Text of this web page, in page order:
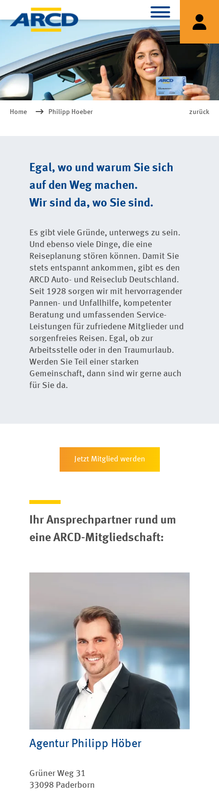
Home Philipp Hoeber zurück
Egal, wo und warum Sie sich
auf den Weg machen.
Wir sind da, wo Sie sind.
Es gibt viele Gründe, unterwegs zu sein.
Und ebenso viele Dinge, die eine
Reiseplanung stören können. Damit Sie
stets entspannt ankommen, gibt es den
ARCD Auto- und Reiseclub Deutschland.
Seit 1928 sorgen wir mit hervorragender
Pannen- und Unfallhilfe, kompetenter
Beratung und umfassenden Service-
Leistungen für zufriedene Mitglieder und
sorgenfreies Reisen. Egal, ob zur
Arbeitsstelle oder in den Traumurlaub.
Werden Sie Teil einer starken
Gemeinschaft, dann sind wir gerne auch
für Sie da.
Jetzt Mitglied werden
Ihr Ansprechpartner rund um
eine ARCD-Mitgliedschaft:
Agentur Philipp Höber
Grüner Weg 31
33098 Paderborn